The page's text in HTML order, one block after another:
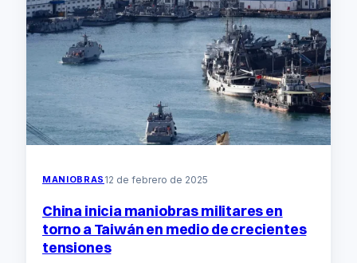
Refuerzan
su
Capacidades
en
Justified
Accord
2024
MANIOBRAS 12 de febrero de 2025
China inicia maniobras militares en
torno a Taiwán en medio de crecientes
tensiones